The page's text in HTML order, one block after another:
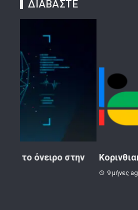
ΔΙΑΒΑΣΤΕ
Κορινθιακό Επιχειρείν –